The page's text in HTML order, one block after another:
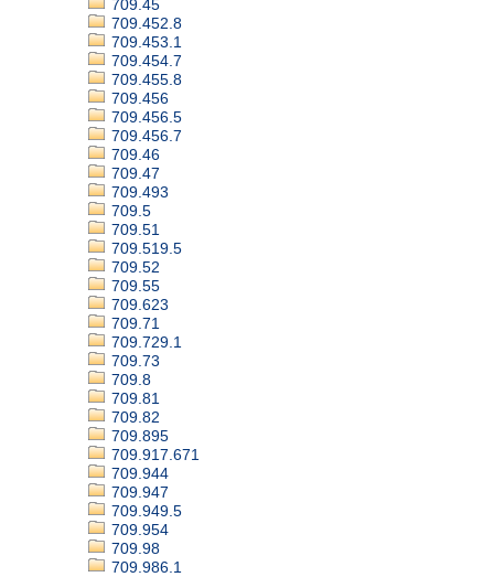
709.45
709.452.8
709.453.1
709.454.7
709.455.8
709.456
709.456.5
709.456.7
709.46
709.47
709.493
709.5
709.51
709.519.5
709.52
709.55
709.623
709.71
709.729.1
709.73
709.8
709.81
709.82
709.895
709.917.671
709.944
709.947
709.949.5
709.954
709.98
709.986.1